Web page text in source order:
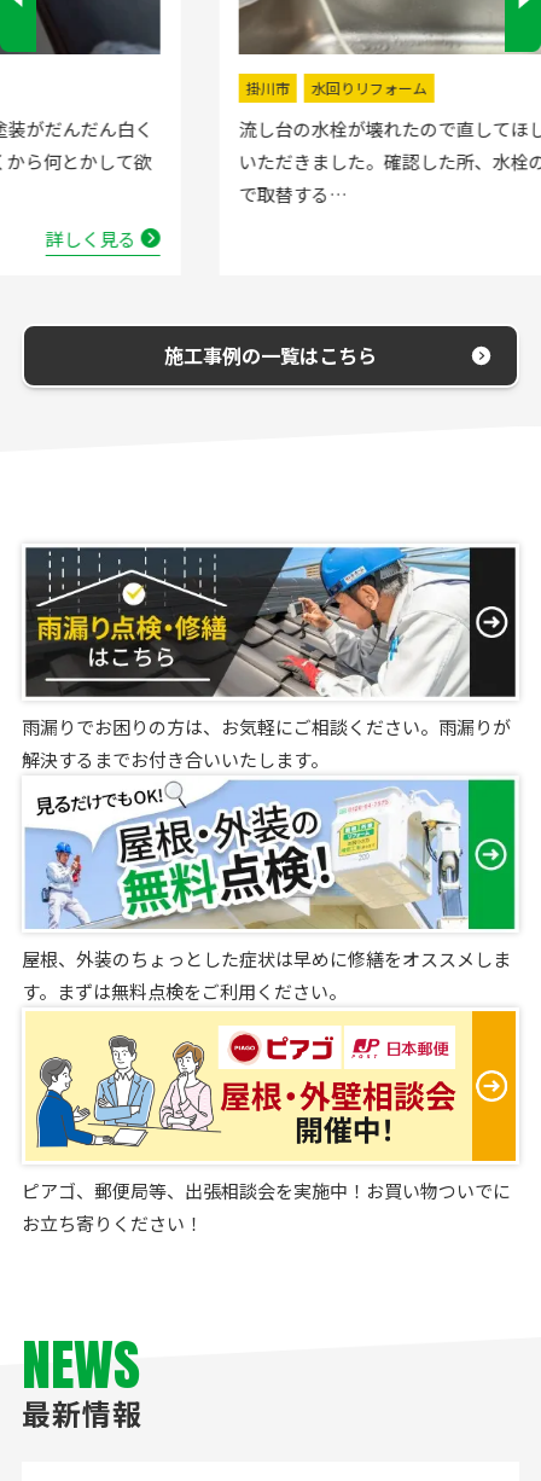
流し台の水栓が壊れたので直してほしいと弊社にお電話
いただきました。確認した所、水栓の吐水が落ちたよう
施工事例の一覧はこちら
雨漏りでお困りの方は、お気軽にご相談ください。雨漏りが
解決するまでお付き合いいたします。
屋根、外装のちょっとした症状は早めに修繕をオススメしま
す。まずは無料点検をご利用ください。
ピアゴ、郵便局等、出張相談会を実施中！お買い物ついでに
お立ち寄りください！
NEWS
最新情報